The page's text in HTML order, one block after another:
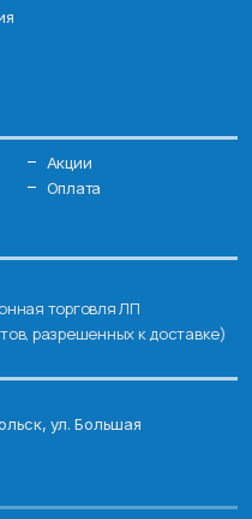
Акции
Оплата
торговля ЛП
разрешенных к доставке)
ул. Большая